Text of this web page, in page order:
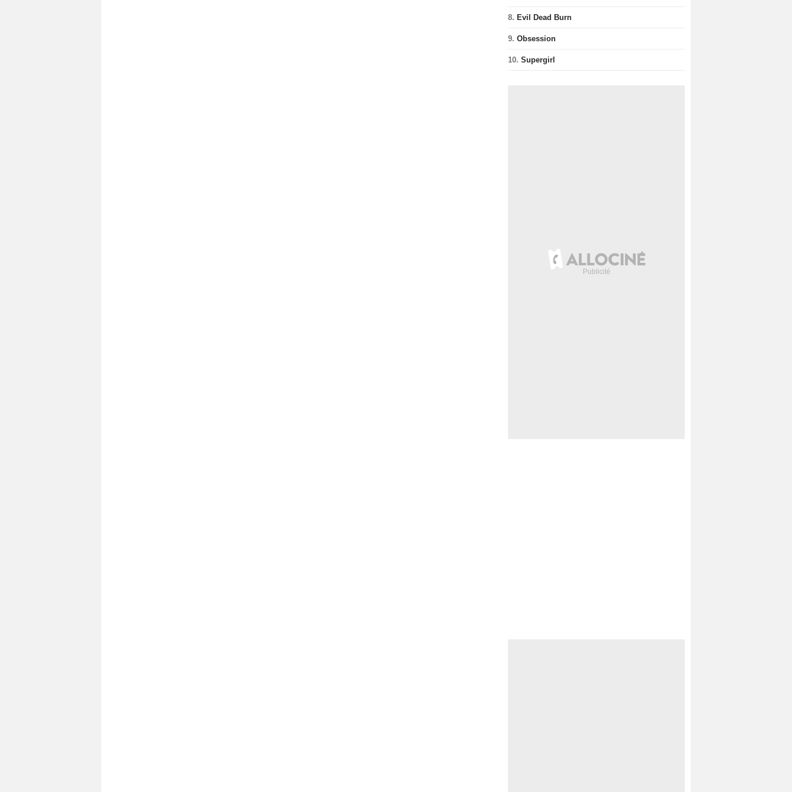
8. Evil Dead Burn
9. Obsession
10. Supergirl